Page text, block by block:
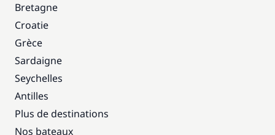
Bretagne
Croatie
Grèce
Sardaigne
Seychelles
Antilles
Plus de destinations
Nos bateaux